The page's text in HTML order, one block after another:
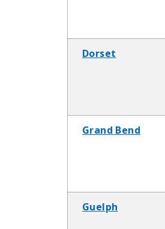
Dorset
Grand Bend
Guelph